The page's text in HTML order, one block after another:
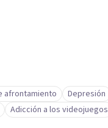
afrontamiento Depresión
Adicción a los videojuegos